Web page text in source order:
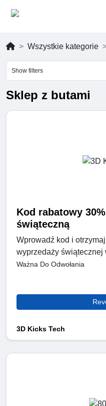
Wszystkie kategorie
Show filters
Sklep z butami
Kod rabatowy
świąteczną
Wprowadź kod i
wyprzedaży świątecznej
Ważna Do Odwołania
3D Kicks Tech